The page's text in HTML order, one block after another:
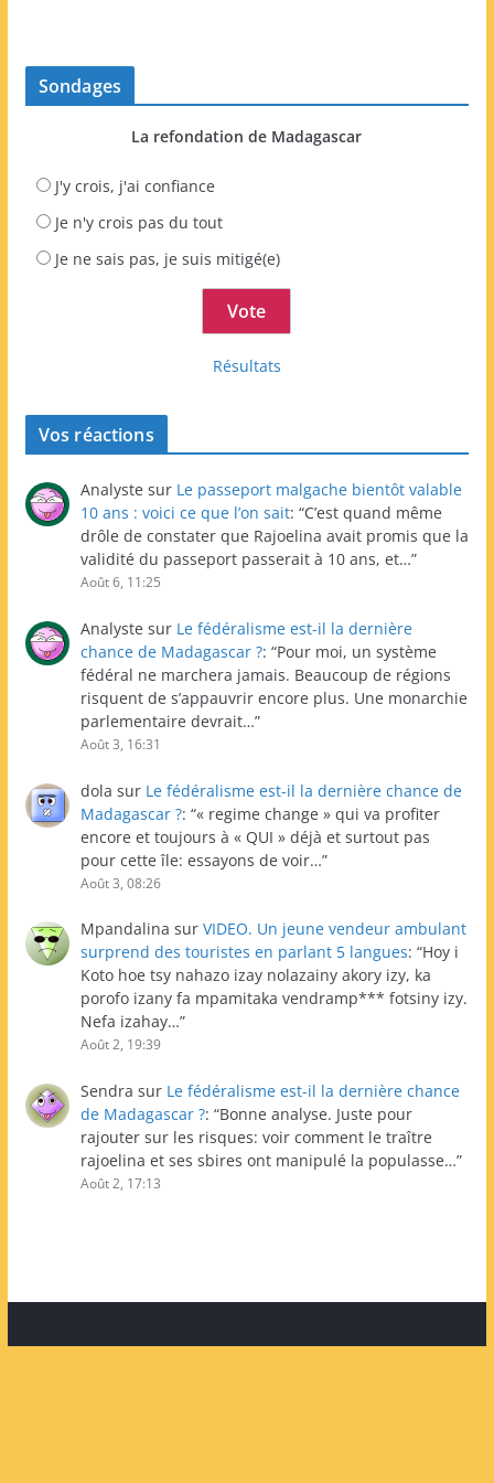
Sondages
La refondation de Madagascar
J'y crois, j'ai confiance
Je n'y crois pas du tout
Je ne sais pas, je suis mitigé(e)
Résultats
Vos réactions
Analyste sur Le passeport malgache bientôt valable
10 ans : voici ce que l’on sait: “C’est quand même
drôle de constater que Rajoelina avait promis que la
validité du passeport passerait à 10 ans, et…”
Août 6, 11:25
Analyste sur Le fédéralisme est-il la dernière
chance de Madagascar ?: “Pour moi, un système
fédéral ne marchera jamais. Beaucoup de régions
risquent de s’appauvrir encore plus. Une monarchie
parlementaire devrait…”
Août 3, 16:31
dola sur Le fédéralisme est-il la dernière chance de
Madagascar ?: “« regime change » qui va profiter
encore et toujours à « QUI » déjà et surtout pas
pour cette île: essayons de voir…”
Août 3, 08:26
Mpandalina sur VIDEO. Un jeune vendeur ambulant
surprend des touristes en parlant 5 langues: “Hoy i
Koto hoe tsy nahazo izay nolazainy akory izy, ka
porofo izany fa mpamitaka vendramp*** fotsiny izy.
Nefa izahay…”
Août 2, 19:39
Sendra sur Le fédéralisme est-il la dernière chance
de Madagascar ?: “Bonne analyse. Juste pour
rajouter sur les risques: voir comment le traître
rajoelina et ses sbires ont manipulé la populasse…”
Août 2, 17:13